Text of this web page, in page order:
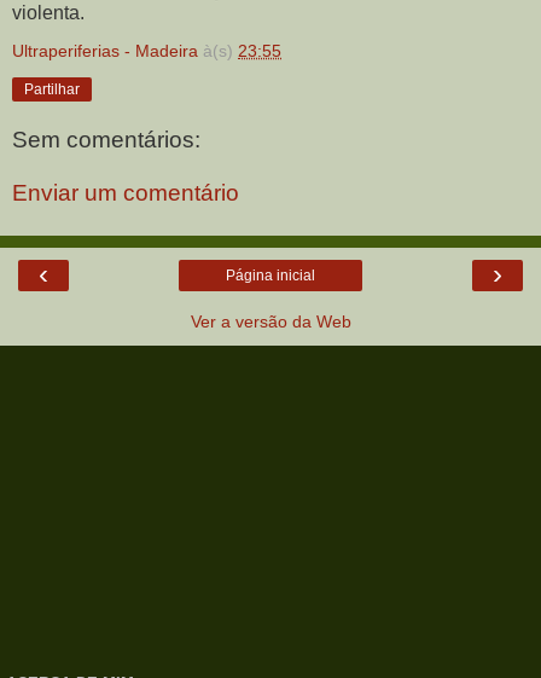
violenta.
Ultraperiferias - Madeira à(s) 23:55
Partilhar
Sem comentários:
Enviar um comentário
‹ ›
Página inicial
Ver a versão da Web